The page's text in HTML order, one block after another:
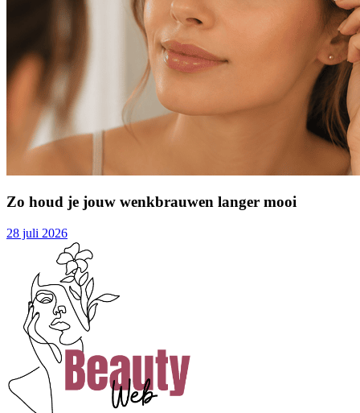
Zo houd je jouw wenkbrauwen langer mooi
28 juli 2026